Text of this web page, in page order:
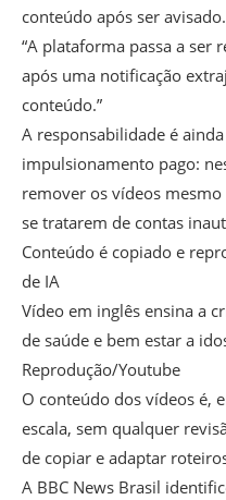
conteúdo após ser avisado.
“A plataforma passa a ser
após uma notificação
conteúdo.”
A responsabilidade é
impulsionamento pago:
remover os vídeos
se tratarem de contas
Conteúdo é copiado e
de IA
Vídeo em inglês ensina a
de saúde e bem estar a
Reprodução/Youtube
O conteúdo dos vídeos é,
escala, sem qualquer
de copiar e adaptar
A BBC News Brasil